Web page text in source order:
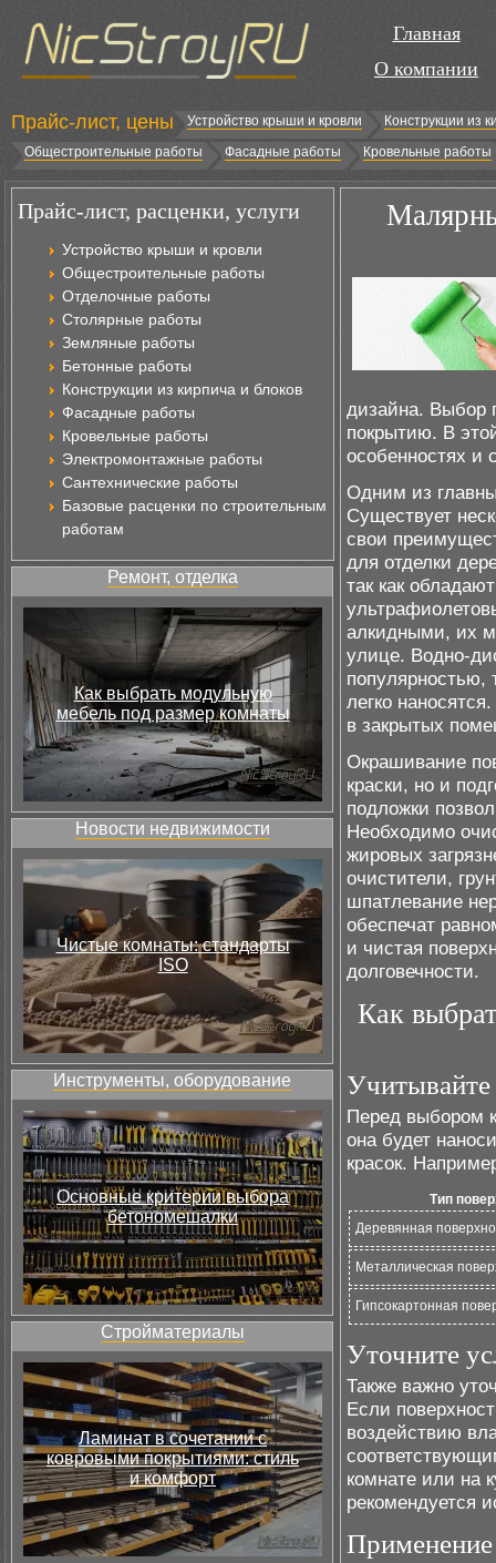
Главная
О компании
Прайс-лист, цены Устройство крыши и кровли
Конструкции из
Общестроительные работы
Фасадные работы Кровельные работы
Прайс-лист, расценки, услуги
Устройство крыши и кровли
Общестроительные работы
Отделочные работы
Столярные работы
Земляные работы
Бетонные работы
Конструкции из кирпича и блоков
Фасадные работы
Кровельные работы
Электромонтажные работы
Сантехнические работы
Базовые расценки по строительным
работам
Ремонт, отделка
Как выбрать модульную
мебель под размер комнаты
Новости недвижимости
Чистые комнаты: стандарты
ISO
Инструменты, оборудование
Основные критерии выбора
бетономешалки
Стройматериалы
Ламинат в сочетании с
ковровыми покрытиями: стиль
и комфорт
дизайна. Выбор
покрытию. В
особенностях и
Одним из
Существует
свои
для отделки
так как
алкидными, их
улице. Водно-
популярностью,
легко
в закрытых
Окрашивание
краски, но и
подложки
Необходимо
жировых
очистители,
шпатлевание
обеспечат
и чистая
долговечности.
Как
Учитывайте
Перед выбором
она будет
красок.
Тип
Деревянная
Металлическая
Гипсокартонная
Уточните
Также важно
Если
воздействию
комнате или на
рекомендуется